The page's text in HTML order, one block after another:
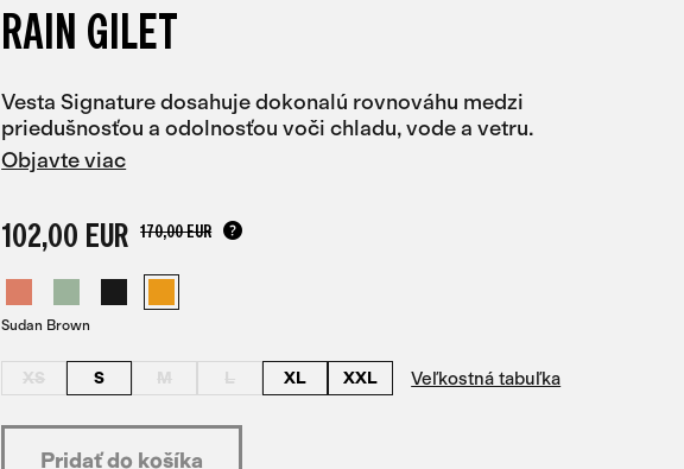
RAIN GILET
Vesta Signature dosahuje dokonalú rovnováhu medzi
priedušnosťou a odolnosťou voči chladu, vode a vetru.
Objavte viac
102,00 EUR 170,00 EUR
Sudan Brown
XS S M L XL XXL Veľkostná tabuľka